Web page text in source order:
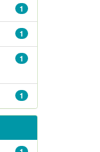
1
1
1
1